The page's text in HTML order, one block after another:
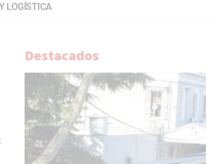
LOGÍSTICA
Destacados